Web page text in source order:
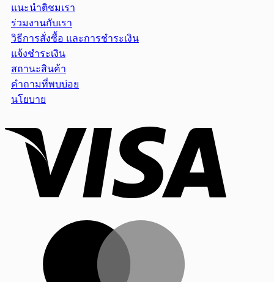
แนะนำติชมเรา
ร่วมงานกับเรา
วิธีการสั่งซื้อ และการชำระเงิน
แจ้งชำระเงิน
สถานะสินค้า
คำถามที่พบบ่อย
นโยบาย